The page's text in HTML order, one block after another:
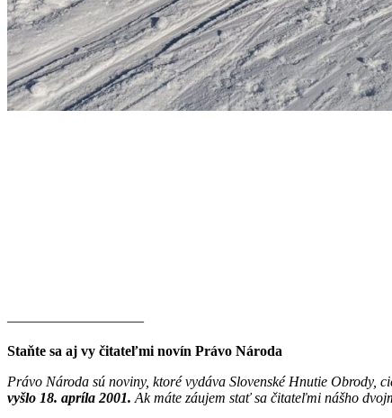
———————–——
Staňte sa aj vy čitateľmi novín Právo Národa
Právo Národa sú noviny, ktoré vydáva Slovenské Hnutie Obrody,
vyšlo 18. apríla 2001. Ak máte záujem stať sa čitateľmi nášho